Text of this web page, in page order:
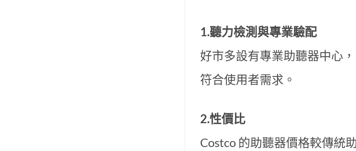
1.聽力檢測與專業驗配
好市多設有專業助聽器中心
符合使用者需求。
2.性價比
Costco 的助聽器價格較傳統